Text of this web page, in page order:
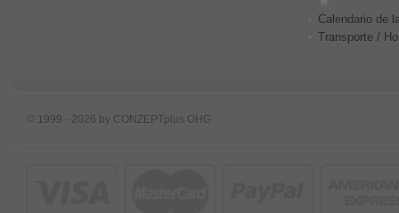
Calendario de
Transporte /
© 1999 - 2026 by CONZEPTplus OHG